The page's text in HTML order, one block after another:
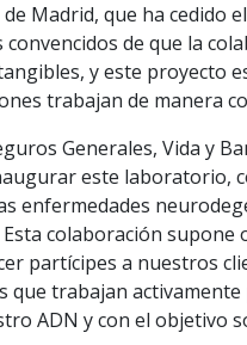
Madrid, que ha cedido
de que la
y este proyecto
trabajan de manera
Generales, Vida y
este laboratorio,
enfermedades
colaboración
partícipes a nuestros
que trabajan
ADN y con el objetivo